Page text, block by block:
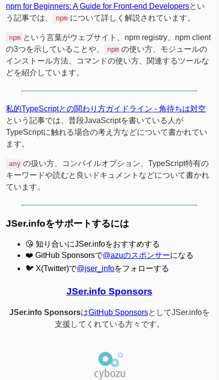
npm for Beginners: A Guide for Front-end Developersとい
う記事では、
npm について詳しく解説されています。
npm という言葉がウェブサイト、npm registry、npm client
の3つを示していることや、
npm の使い方、モジュールの
インストール方法、コマンドの使い方、関連するツールな
どを紹介しています。
私的TypeScriptとの関わり方ガイドライン - 角待ちは対空
という記事では、普段JavaScriptを書いている人が
TypeScriptに触れる場合の考え方などについて書かれてい
ます。
any の扱い方、コンパイルオプション、TypeScript特有の
キーワードや読むと良いドキュメントなどについて書かれ
ています。
JSer.infoをサポートするには
😘 知り合いにJSer.infoをおすすめする
❤️ GitHub Sponsorsで@azuのスポンサーになる
🐦 X(Twitter)で@jser_infoをフォローする
JSer.info Sponsors
JSer.info SponsorsはGitHub SponsorsとしてJSer.infoを
支援してくれている方々です。